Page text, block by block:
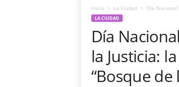
Inicio La Ciudad Día
LA CIUDAD
Día
la Justicia:
“Bosque